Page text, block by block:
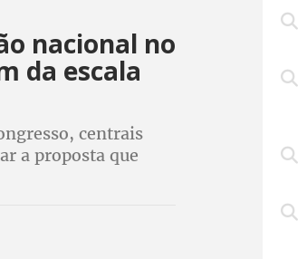
nacional no
da escala
centrais
a proposta que